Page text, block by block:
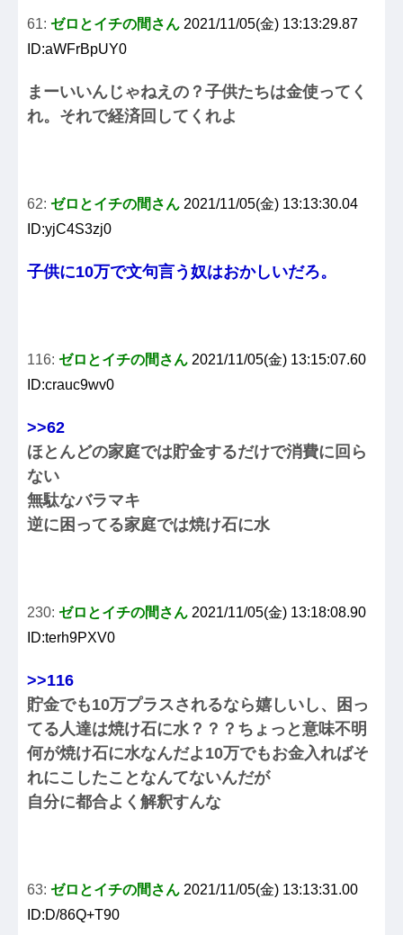
61: ゼロとイチの間さん 2021/11/05(金) 13:13:29.87
ID:aWFrBpUY0
まーいいんじゃねえの？子供たちは金使ってく
れ。それで経済回してくれよ
62: ゼロとイチの間さん 2021/11/05(金) 13:13:30.04
ID:yjC4S3zj0
子供に10万で文句言う奴はおかしいだろ。
116: ゼロとイチの間さん 2021/11/05(金) 13:15:07.60
ID:crauc9wv0
>>62
ほとんどの家庭では貯金するだけで消費に回ら
ない
無駄なバラマキ
逆に困ってる家庭では焼け石に水
230: ゼロとイチの間さん 2021/11/05(金) 13:18:08.90
ID:terh9PXV0
>>116
貯金でも10万プラスされるなら嬉しいし、困っ
てる人達は焼け石に水？？？ちょっと意味不明
何が焼け石に水なんだよ10万でもお金入ればそ
れにこしたことなんてないんだが
自分に都合よく解釈すんな
63: ゼロとイチの間さん 2021/11/05(金) 13:13:31.00
ID:D/86Q+T90